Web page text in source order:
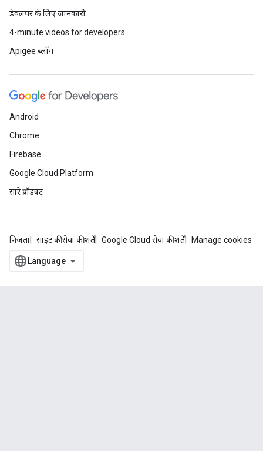
डेवलपर के लिए जानकारी
4-minute videos for developers
Apigee ब्लॉग
Android
Chrome
Firebase
Google Cloud Platform
सारे प्रॉडक्ट
निजता साइट की सेवा की शर्तें Google Cloud सेवा की शर्तें Manage cookies